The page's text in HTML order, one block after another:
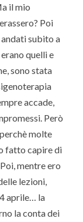
il mio
Poi
andati subito a
quelli e
sono stata
accade,
Però
molte
fatto capire di
mentre ero
lezioni,
aprile… la
la conta dei